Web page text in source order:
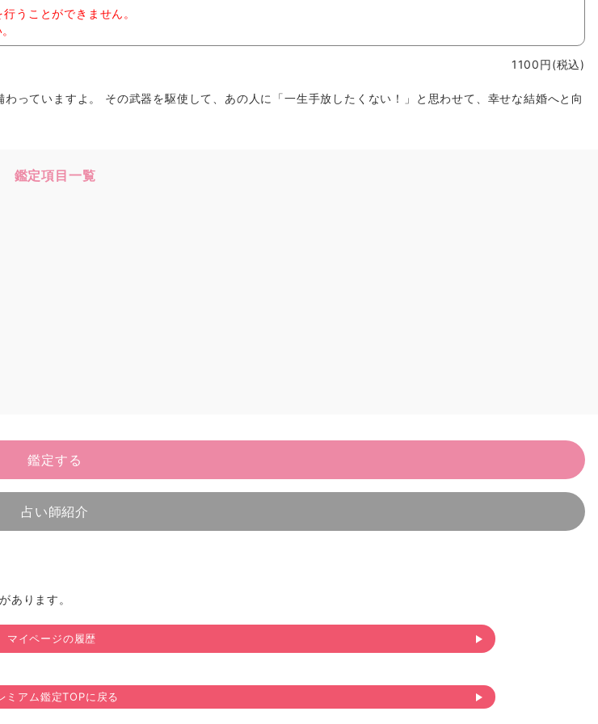
うことができません。
1100円(税込)
っていますよ。 その武器を駆使して、あの人に「一生手放したくない！」と思わせて、幸せな結婚へと向
鑑定項目一覧
鑑定する
占い師紹介
あります。
マイページの履歴
ミアム鑑定TOPに戻る